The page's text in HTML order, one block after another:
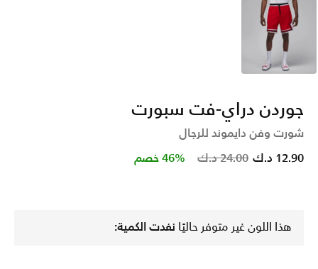
أحمر
جوردن دراي-فت سبورت
شورت وفن دايموند للرجال
Price reduced from
24.00 د.ك to 12.90 د.ك 46% خصم
هذا اللون غير متوفر حاليًا نفدت الكمية: